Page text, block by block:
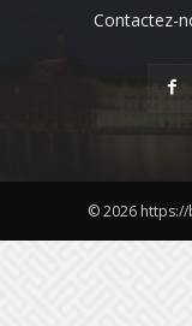
Contactez-
© 2026